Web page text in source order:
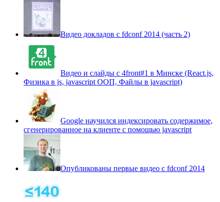
Видео докладов с fdconf 2014 (часть 2)
Видео и слайды с 4front#1 в Минске (React.js,
Физика в js, javascript ООП, Файлы в javascript)
Google научился индексировать содержимое,
сгенерированное на клиенте с помощью javascript
Опубликованы первые видео с fdconf 2014